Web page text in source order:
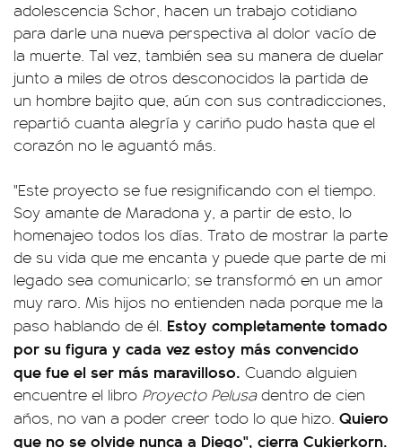
adolescencia Schor, hacen un trabajo cotidiano
para darle una nueva perspectiva al dolor vacío de
la muerte. Tal vez, también sea su manera de duelar
junto a miles de otros desconocidos la partida de
un hombre bajito que, aún con sus contradicciones,
repartió cuanta alegría y cariño pudo hasta que el
corazón no le aguantó más.
"Este proyecto se fue resignificando con el tiempo.
Soy amante de Maradona y, a partir de esto, lo
homenajeo todos los días. Trato de mostrar la parte
de su vida que me encanta y puede que parte de mi
legado sea comunicarlo; se transformó en un amor
muy raro. Mis hijos no entienden nada porque me la
paso hablando de él. Estoy completamente tomado
por su figura y cada vez estoy más convencido
que fue el ser más maravilloso. Cuando alguien
encuentre el libro Proyecto Pelusadentro de cien
años, no van a poder creer todo lo que hizo. Quiero
que no se olvide nunca a Diego", cierra Cukierkorn.